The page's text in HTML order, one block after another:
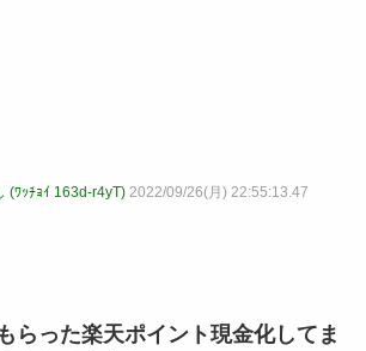
(ﾜｯﾁｮｲ 163d-r4yT) 2022/09/26(月) 22:55:13.47
らった楽天ポイント現金化してま